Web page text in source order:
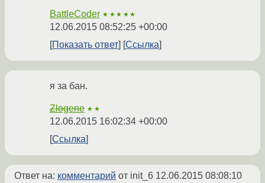
BattleCoder ★★★★★
12.06.2015 08:52:25 +00:00
Показать ответ
Ссылка
я за бан.
Zlogene ★★
12.06.2015 16:02:34 +00:00
Ссылка
Ответ на: комментарий от init_6 12.06.2015 08:08:10